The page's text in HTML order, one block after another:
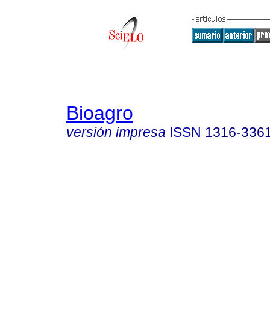
Bioagro
versión impresa ISSN 1316-